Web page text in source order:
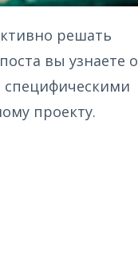
решать
вы узнаете о
специфическими
проекту.